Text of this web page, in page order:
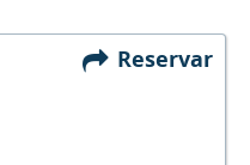
Reservar